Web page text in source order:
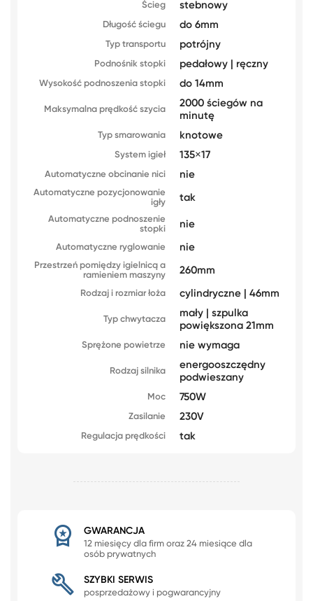
Ścieg stebnowy
Długość ściegu do 6mm
Typ transportu potrójny
Podnośnik stopki pedałowy | ręczny
Wysokość podnoszenia stopki do 14mm
Maksymalna prędkość szycia
2000 ściegów na
minutę
Typ smarowania knotowe
System igieł 135×17
Automatyczne obcinanie nici nie
Automatyczne pozycjonowanie
igły
tak
Automatyczne podnoszenie
stopki
nie
Automatyczne ryglowanie nie
Przestrzeń pomiędzy igielnicą a
ramieniem maszyny
260mm
Rodzaj i rozmiar łoża cylindryczne | 46mm
Typ chwytacza
mały | szpulka
powiększona 21mm
Sprężone powietrze nie wymaga
Rodzaj silnika
energooszczędny
podwieszany
Moc 750W
Zasilanie 230V
Regulacja prędkości tak
GWARANCJA
12 miesięcy dla firm oraz 24 miesiące dla
osób prywatnych
SZYBKI SERWIS
posprzedażowy i pogwarancyjny